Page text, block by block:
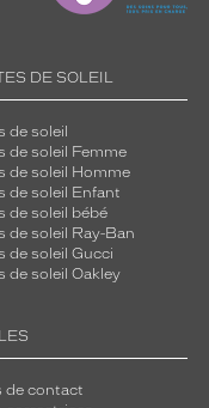
DE SOLEIL
de soleil
de soleil Femme
de soleil Homme
de soleil Enfant
de soleil bébé
de soleil Ray-Ban
de soleil Gucci
de soleil Oakley
de contact